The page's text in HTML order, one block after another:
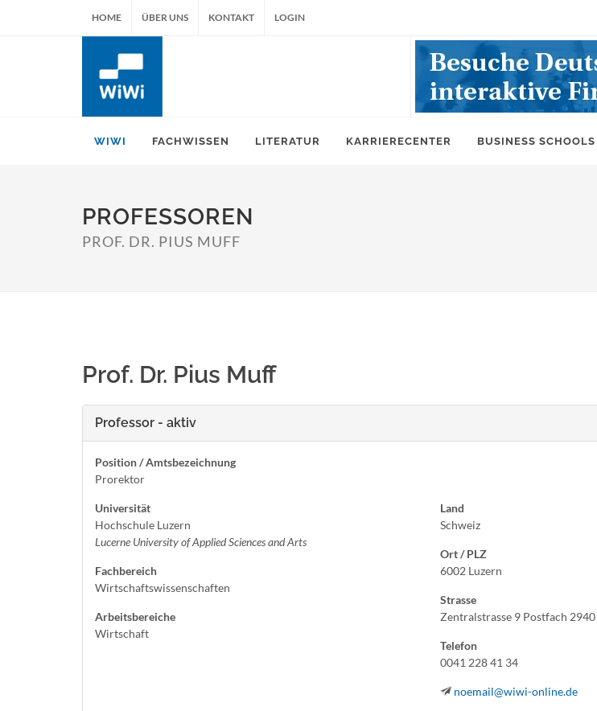
HOME ÜBER UNS KONTAKT LOGIN
WIWI FACHWISSEN LITERATUR KARRIERECENTER BUSINESS SCHOOLS
PROFESSOREN
PROF. DR. PIUS MUFF
Prof. Dr. Pius Muff
Professor - aktiv
Position / Amtsbezeichnung
Prorektor
Universität
Hochschule Luzern
Lucerne University of Applied Sciences and Arts
Fachbereich
Wirtschaftswissenschaften
Arbeitsbereiche
Wirtschaft
Land
Schweiz
Ort / PLZ
6002 Luzern
Strasse
Zentralstrasse 9 Postfach 2940
Telefon
0041 228 41 34
noemail@wiwi-online.de